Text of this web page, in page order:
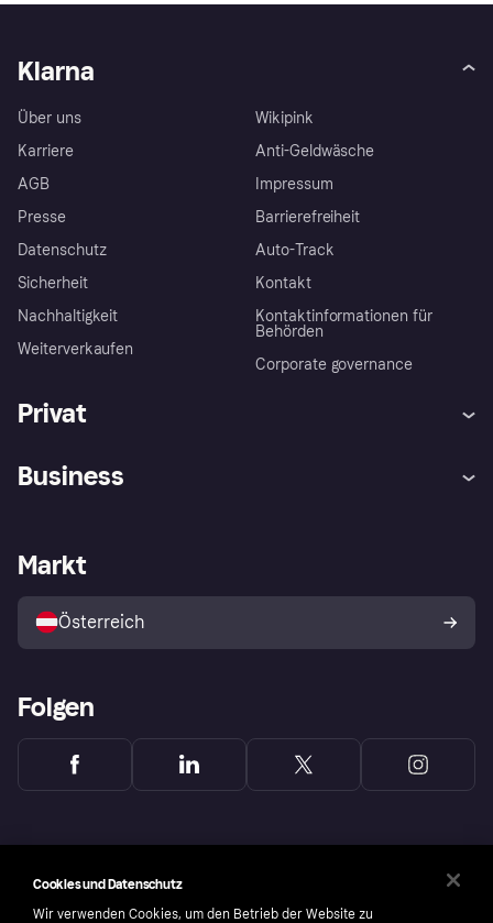
Klarna
Über uns
Karriere
AGB
Presse
Datenschutz
Sicherheit
Nachhaltigkeit
Weiterverkaufen
Wikipink
Anti-Geldwäsche
Impressum
Barrierefreiheit
Auto-Track
Kontakt
Kontaktinformationen für
Behörden
Corporate governance
Privat
Shops entdecken
Business
Händlerportal
Markt
Österreich
Folgen
Cookies und Datenschutz
Wir verwenden Cookies, um den Betrieb der Website zu